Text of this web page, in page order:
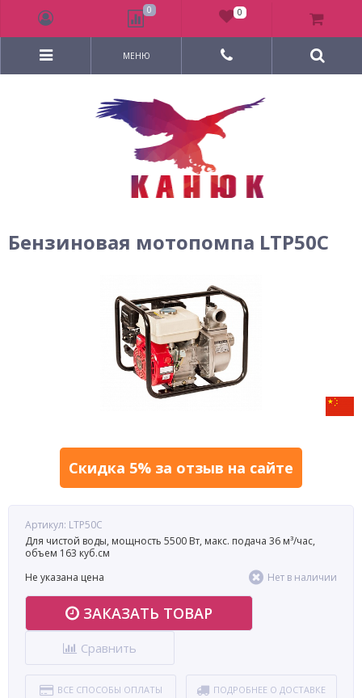
МЕНЮ
Бензиновая мотопомпа LTP50C
Скидка 5% за отзыв на сайте
Артикул: LTP50C
Для чистой воды, мощность 5500 Вт, макс. подача 36 м³/час,
объем 163 куб.см
Не указана цена
Нет в наличии
ЗАКАЗАТЬ ТОВАР
Сравнить
ВСЕ СПОСОБЫ ОПЛАТЫ ПОДРОБНЕЕ О ДОСТАВКЕ
0 0